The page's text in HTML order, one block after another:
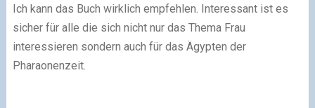
Ich kann das Buch wirklich empfehlen. Interessant ist es
sicher für alle die sich nicht nur das Thema Frau
interessieren sondern auch für das Ägypten der
Pharaonenzeit.